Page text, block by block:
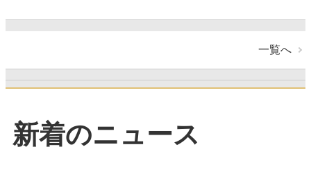
一覧へ
新着のニュース